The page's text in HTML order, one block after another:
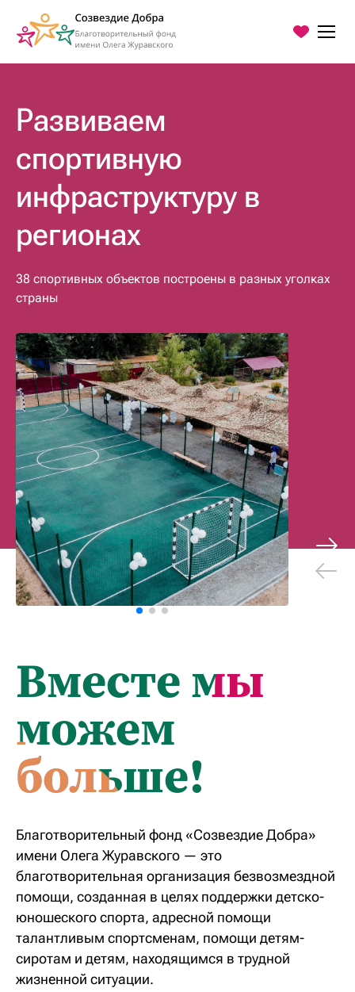
Программы
Благодарности
Пресс-центр
Контакты
Хочу помочь
Развиваем
спортивную
инфраструктуру в
регионах
38 спортивных объектов построены в разных уголках
страны
Вместе мы
можем
больше!
Благотворительный фонд «Созвездие Добра»
имени Олега Журавского — это
благотворительная организация безвозмездной
помощи, созданная в целях поддержки детско-
юношеского спорта, адресной помощи
талантливым спортсменам, помощи детям-
сиротам и детям, находящимся в трудной
жизненной ситуации.